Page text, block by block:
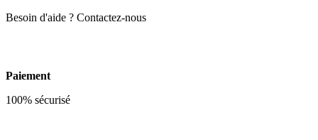
Besoin d'aide ? Contactez-nous
Paiement
100% sécurisé